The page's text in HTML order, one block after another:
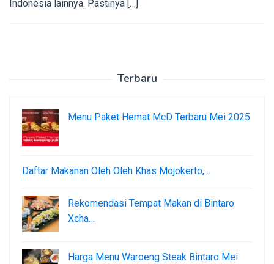
Indonesia lainnya. Pastinya […]
Terbaru
Menu Paket Hemat McD Terbaru Mei 2025
Daftar Makanan Oleh Oleh Khas Mojokerto,…
Rekomendasi Tempat Makan di Bintaro
Xcha…
Harga Menu Waroeng Steak Bintaro Mei